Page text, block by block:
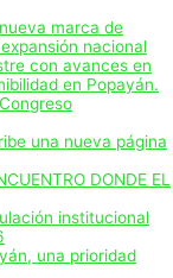
marca de
nacional
con avances en
en Popayán.
una nueva página
DONDE EL
institucional
una prioridad